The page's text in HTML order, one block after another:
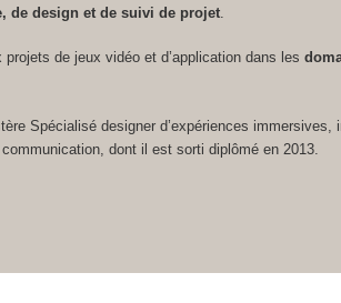
de design et de suivi de projet
projets de jeux vidéo et d’application dans les
Spécialisé designer d’expériences immersives,
dont il est sorti diplômé en 2013.